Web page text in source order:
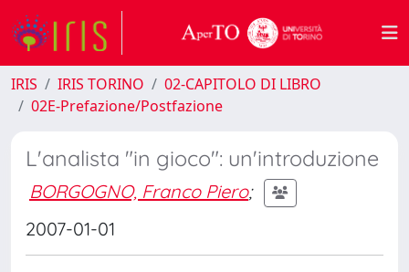
IRIS IRIS TORINO
02-CAPITOLO DI LIBRO
02E-Prefazione/Postfazione
L'analista "in gioco": un'introduzione
BORGOGNO, Franco Piero;
2007-01-01